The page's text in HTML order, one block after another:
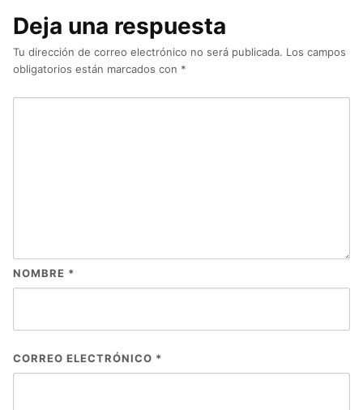
Deja una respuesta
Tu dirección de correo electrónico no será publicada. Los campos
obligatorios están marcados con *
NOMBRE *
CORREO ELECTRÓNICO *